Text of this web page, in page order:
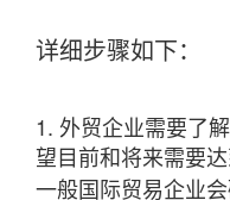
详细步骤如下：
1. 外贸企业需要了
望目前和将来需要
一般国际贸易企业会